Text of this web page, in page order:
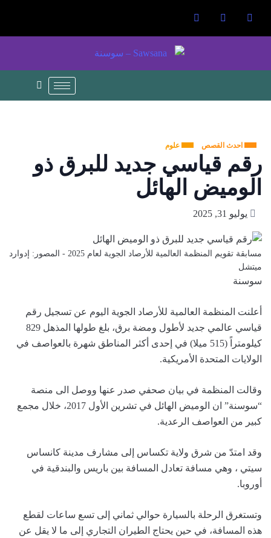
احدث القصص علوم
رقم قياسي جديد للبرق ذو
الوميض الهائل
يوليو 31, 2025
مسابقة تقويم المنظمة العالمية للأرصاد الجوية لعام 2025 - المصور: إدوارد
ميتشل
سوسنة
أعلنت المنظمة العالمية للأرصاد الجوية اليوم عن تسجيل رقم
قياسي عالمي جديد لأطول ومضة برق، بلغ طولها المذهل 829
كيلومتراً (515 ميلا) في إحدى أكثر المناطق شهرة بالعواصف في
الولايات المتحدة الأمريكية.
وقالت المنظمة في بيان صحفي صدر عنها ووصل الى منصة
“سوسنة” ان الوميض الهائل في تشرين الأول 2017، خلال مجمع
كبير من العواصف الرعدية.
وقد امتدّ من شرق ولاية تكساس إلى مشارف مدينة كانساس
سيتي ، وهي مسافة تعادل المسافة بين باريس والبندقية في
أوروبا.
وتستغرق الرحلة بالسيارة حوالي ثماني إلى تسع ساعات لقطع
هذه المسافة، في حين يحتاج الطيران التجاري إلى ما لا يقل عن